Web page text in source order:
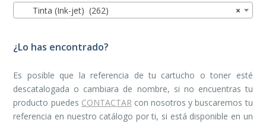
×
Tinta (Ink-jet) (262)
¿Lo has encontrado?
Es posible que la referencia de tu cartucho o toner esté
descatalogada o cambiara de nombre, si no encuentras tu
producto puedes CONTACTARcon nosotros y buscaremos tu
referencia en nuestro catálogo por ti, si está disponible en un